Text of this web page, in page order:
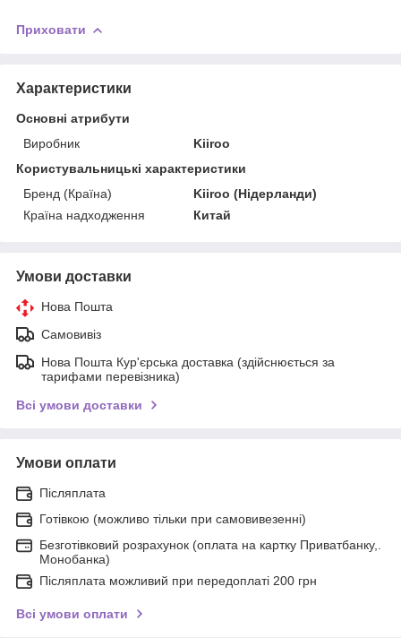
Приховати
Характеристики
Основні атрибути
Виробник
Kiiroo
Користувальницькі характеристики
Бренд (Країна)
Kiiroo (Нідерланди)
Країна надходження
Китай
Умови доставки
Нова Пошта
Самовивіз
Нова Пошта Кур'єрська доставка (здійснюється за
тарифами перевізника)
Всі умови доставки
Умови оплати
Післяплата
Готівкою (можливо тільки при самовивезенні)
Безготівковий розрахунок (оплата на картку Приватбанку,.
Монобанка)
Післяплата можливий при передоплаті 200 грн
Всі умови оплати